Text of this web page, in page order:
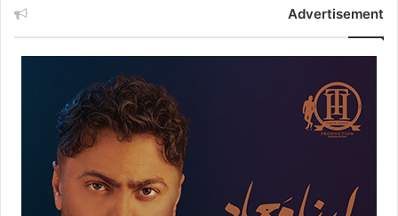
Advertisement